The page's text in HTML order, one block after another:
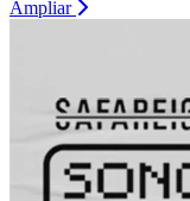
Ampliar